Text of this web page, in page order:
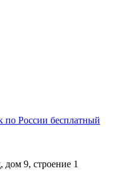
по России бесплатный
9, строение 1